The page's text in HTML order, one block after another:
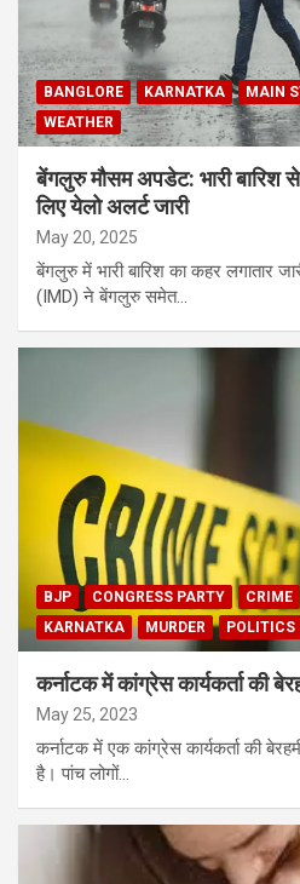
BANGLORE KARNATKA MAIN
WEATHER
बेंगलुरु मौसम अपडेट: भारी बारिश
लिए येलो अलर्ट जारी
May 20, 2025
बेंगलुरु में भारी बारिश का कहर लगातार
(IMD) ने बेंगलुरु समेत…
BJP CONGRESS PARTY CRIME
KARNATKA
MURDER POLITICS
कर्नाटक में कांग्रेस कार्यकर्ता की
May 25, 2023
कर्नाटक में एक कांग्रेस कार्यकर्ता की
है। पांच लोगों…